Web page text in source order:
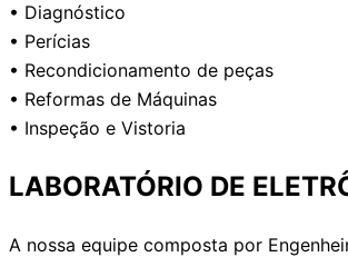
• Diagnóstico
• Perícias
• Recondicionamento de peças
• Reformas de Máquinas
• Inspeção e Vistoria
LABORATÓRIO DE
A nossa equipe composta por